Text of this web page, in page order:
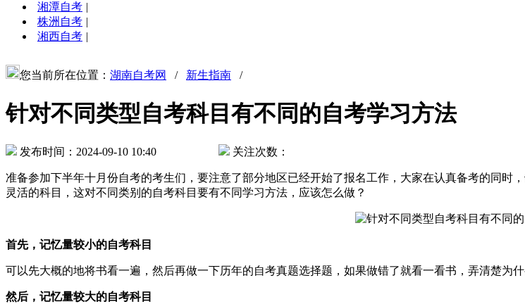
湘潭自考 |
株洲自考 |
湘西自考 |
您当前所在位置： 湖南自考网 / 新生指南 /
针对不同类型自考科目有不同的自考学习方法
发布时间：2024-09-10 10:40 关注次数：
准备参加下半年十月份自考的考生们，要注意了部分地区已经开始了报名工作，大家在认真备考的同
灵活的科目，这对不同类别的自考科目要有不同学习方法，应该怎么做？
首先，记忆量较小的自考科目
可以先大概的地将书看一遍，然后再做一下历年的自考真题选择题，如果做错了就看一看书，弄清楚为什
然后，记忆量较大的自考科目